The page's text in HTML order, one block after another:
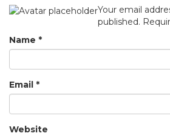
Your email
published.
Name *
Email *
Website